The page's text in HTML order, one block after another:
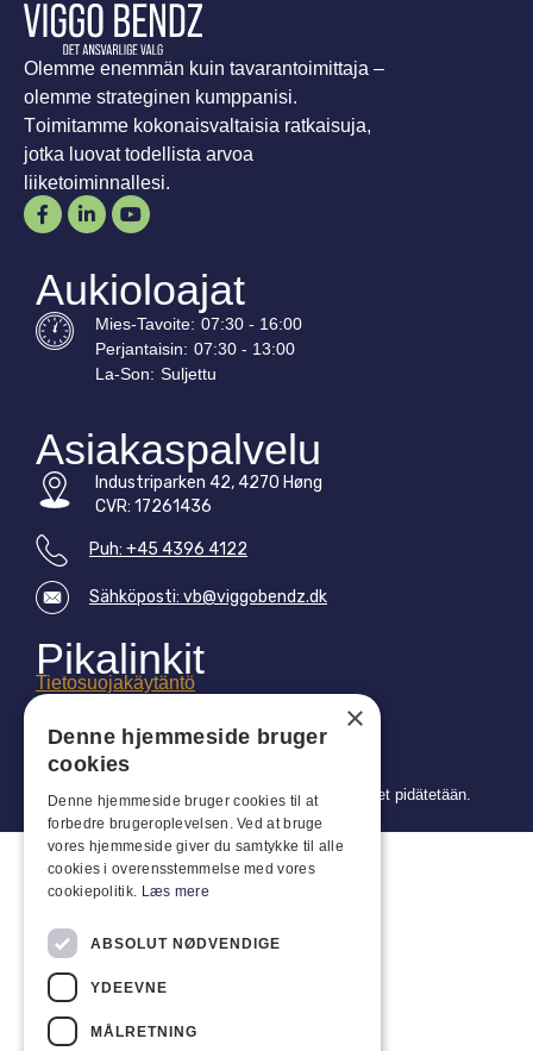
Olemme enemmän kuin tavarantoimittaja –
olemme strateginen kumppanisi.
Toimitamme kokonaisvaltaisia ratkaisuja,
jotka luovat todellista arvoa
liiketoiminnallesi.
Aukioloajat
Mies-Tavoite: 07:30 - 16:00
Perjantaisin: 07:30 - 13:00
La-Son: Suljettu
Asiakaspalvelu
Industriparken 42, 4270 Høng
CVR: 17261436
Puh: +45 4396 4122
Sähköposti: vb@viggobendz.dk
Pikalinkit
Tietosuojakäytäntö
Copyright 2024 © Viggo Bendz. Kaikki oikeudet pidätetään.
×
Denne hjemmeside bruger
cookies
Denne hjemmeside bruger cookies til at
forbedre brugeroplevelsen. Ved at bruge
vores hjemmeside giver du samtykke til alle
cookies i overensstemmelse med vores
cookiepolitik. Læs mere
ABSOLUT NØDVENDIGE
YDEEVNE
MÅLRETNING